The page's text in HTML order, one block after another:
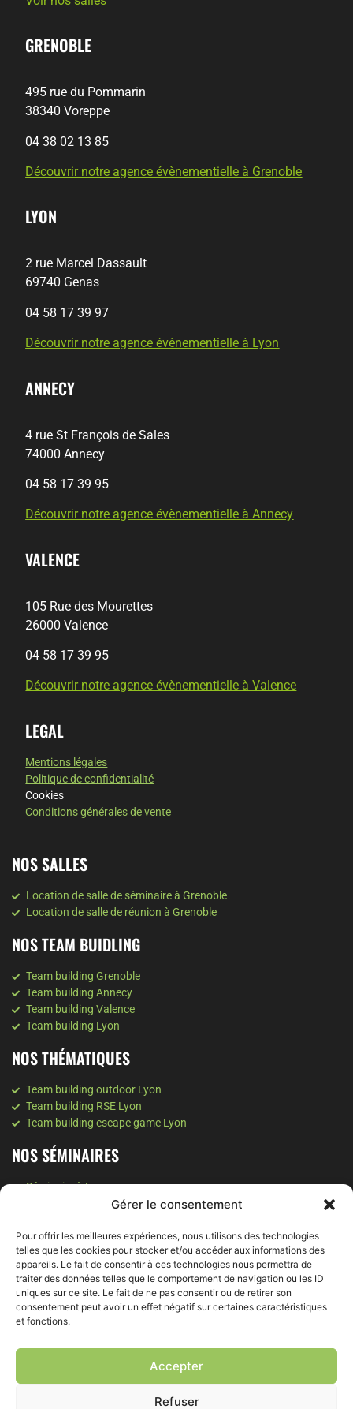
Gérer le consentement
Pour offrir les meilleures expériences, nous utilisons des technologies
telles que les cookies pour stocker et/ou accéder aux informations des
appareils. Le fait de consentir à ces technologies nous permettra de
traiter des données telles que le comportement de navigation ou les ID
uniques sur ce site. Le fait de ne pas consentir ou de retirer son
consentement peut avoir un effet négatif sur certaines caractéristiques
et fonctions.
Accepter
Refuser
GRENOBLE
495 rue du Pommarin
38340 Voreppe
04 38 02 13 85
Découvrir notre agence évènementielle à Grenoble
LYON
2 rue Marcel Dassault
69740 Genas
04 58 17 39 97
Découvrir notre agence évènementielle à Lyon
ANNECY
4 rue St François de Sales
74000 Annecy
04 58 17 39 95
Découvrir notre agence évènementielle à Annecy
VALENCE
105 Rue des Mourettes
26000 Valence
04 58 17 39 95
Découvrir notre agence évènementielle à Valence
LEGAL
Mentions légales
Politique de confidentialité
Cookies
Conditions générales de vente
NOS SALLES
Location de salle de séminaire à Grenoble
Location de salle de réunion à Grenoble
NOS TEAM BUIDLING
Team building Grenoble
Team building Annecy
Team building Valence
Team building Lyon
NOS THÉMATIQUES
Team building outdoor Lyon
Team building RSE Lyon
Team building escape game Lyon
NOS SÉMINAIRES
Séminaire à Lyon
Séminaire à Valence
Séminaire Montagne
NOS SOIRÉES
Soirée d'entreprise à Grenoble
Soirée d'entreprise à Lyon
Intelligence collective à Lyon